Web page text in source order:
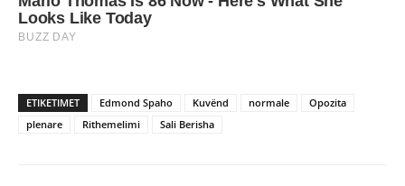
ETIKETIMET Edmond Spaho Kuvënd normale
Opozita
plenare
Rithemelimi Sali Berisha